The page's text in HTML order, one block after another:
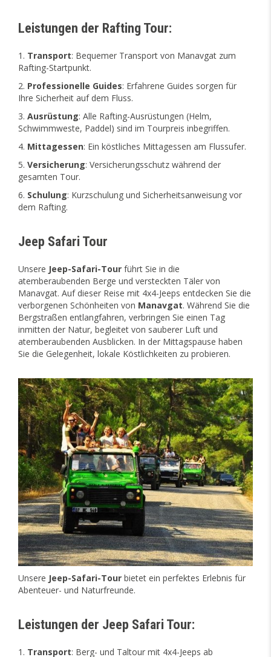
Leistungen der Rafting Tour:
Transport: Bequemer Transport von Manavgat zum
Rafting-Startpunkt.
Professionelle Guides: Erfahrene Guides sorgen für
Ihre Sicherheit auf dem Fluss.
Ausrüstung: Alle Rafting-Ausrüstungen (Helm,
Schwimmweste, Paddel) sind im Tourpreis inbegriffen.
Mittagessen: Ein köstliches Mittagessen am Flussufer.
Versicherung: Versicherungsschutz während der
gesamten Tour.
Schulung: Kurzschulung und Sicherheitsanweisung vor
dem Rafting.
Jeep Safari Tour
Unsere Jeep-Safari-Tour führt Sie in die
atemberaubenden Berge und versteckten Täler von
Manavgat. Auf dieser Reise mit 4x4-Jeeps entdecken Sie die
verborgenen Schönheiten von Manavgat. Während Sie die
Bergstraßen entlangfahren, verbringen Sie einen Tag
inmitten der Natur, begleitet von sauberer Luft und
atemberaubenden Ausblicken. In der Mittagspause haben
Sie die Gelegenheit, lokale Köstlichkeiten zu probieren.
Unsere Jeep-Safari-Tour bietet ein perfektes Erlebnis für
Abenteuer- und Naturfreunde.
Leistungen der Jeep Safari Tour:
Transport: Berg- und Taltour mit 4x4-Jeeps ab